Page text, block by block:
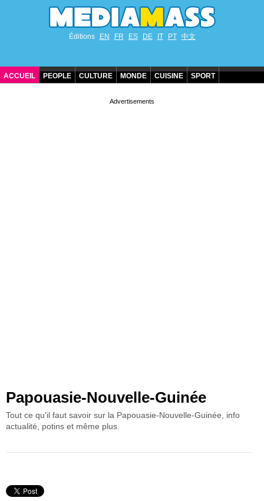
Éditions EN FR ES DE IT PT 中文
ACCUEIL PEOPLE CULTURE MONDE CUISINE SPORT
Papouasie-Nouvelle-Guinée
Tout ce qu'il faut savoir sur la Papouasie-Nouvelle-Guinée, info
actualité, potins et même plus.